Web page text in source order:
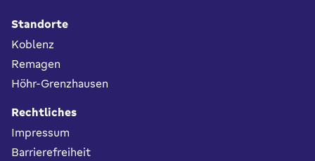
Standorte
Koblenz
Remagen
Höhr-Grenzhausen
Rechtliches
Impressum
Barrierefreiheit